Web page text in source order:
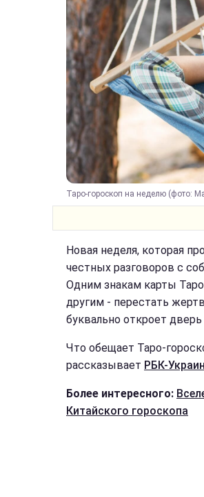
Таро-гороскоп на неделю (фото:
Новая неделя, которая
честных разговоров с
Одним знакам карты
другим - перестать
буквально откроет
Что обещает Таро-
рассказывает РБК-
Более интересного:
Китайского гороскопа